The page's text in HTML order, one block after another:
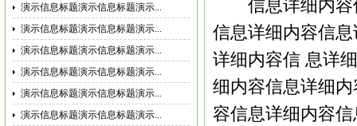
演示信息标题演示信息标题演示...
演示信息标题演示信息标题演示...
演示信息标题演示信息标题演示...
演示信息标题演示信息标题演示...
演示信息标题演示信息标题演示...
演示信息标题演示信息标题演示...
信息详细内容
信息详细内容信
详细内容信 息详
细内容信息详细
容信息详细内容